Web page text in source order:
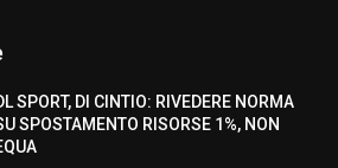
SPORT, DI CINTIO: RIVEDERE NORMA
SPOSTAMENTO RISORSE 1%, NON